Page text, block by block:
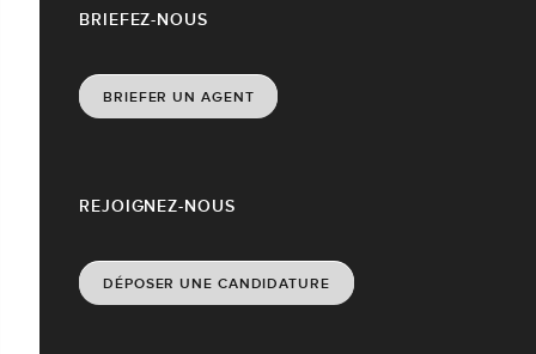
REJOIGNEZ-NOUS
DÉPOSER UNE CANDIDATURE
BRIEFEZ-NOUS
BRIEFER UN AGENT